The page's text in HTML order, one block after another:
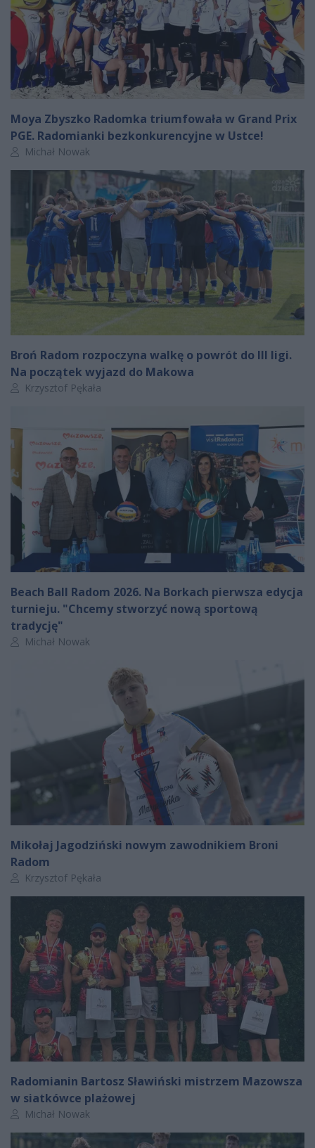
Moya Zbyszko Radomka triumfowała w Grand Prix
PGE. Radomianki bezkonkurencyjne w Ustce!
Autor artykułu:
Michał Nowak
Broń Radom rozpoczyna walkę o powrót do III ligi.
Na początek wyjazd do Makowa
Autor artykułu:
Krzysztof Pękała
Beach Ball Radom 2026. Na Borkach pierwsza edycja
turnieju. "Chcemy stworzyć nową sportową
tradycję"
Autor artykułu:
Michał Nowak
Mikołaj Jagodziński nowym zawodnikiem Broni
Radom
Autor artykułu:
Krzysztof Pękała
Radomianin Bartosz Sławiński mistrzem Mazowsza
w siatkówce plażowej
Autor artykułu:
Michał Nowak